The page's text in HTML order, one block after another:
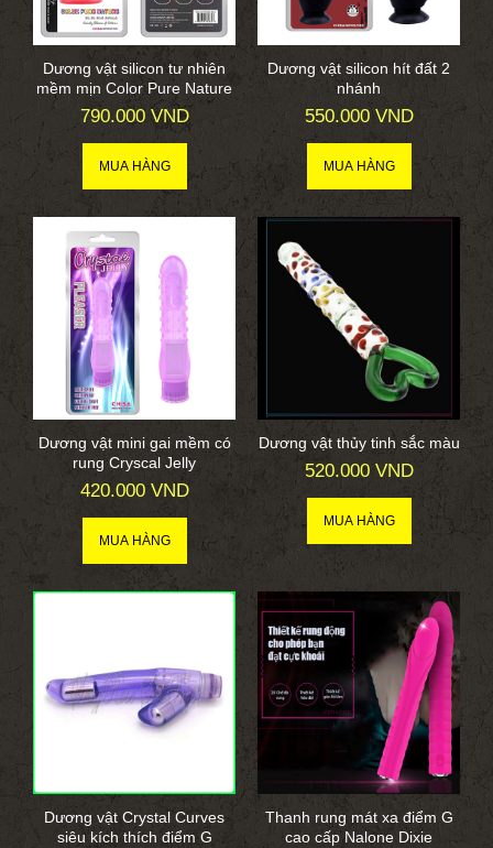
Dương vật silicon tư nhiên
mềm mịn Color Pure Nature
790.000 VND
Dương vật silicon hít đất 2
nhánh
550.000 VND
Dương vật mini gai mềm có
rung Cryscal Jelly
420.000 VND
Dương vật thủy tinh sắc màu
520.000 VND
Dương vật Crystal Curves
siêu kích thích điểm G
Thanh rung mát xa điểm G
cao cấp Nalone Dixie